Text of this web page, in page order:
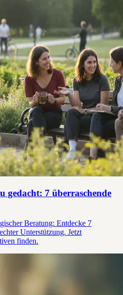
gedacht: 7 überraschende
Beratung: Entdecke 7
Unterstützung. Jetzt
finden.